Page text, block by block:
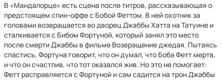
В «Мандалорце» есть сцена после титров, рассказывающая о
предстоящем спин-оффе с Бобой Феттом. В ней охотник за
головами возвращается во дворец Джаббы Хатта на Татуине и
сталкивается с Бибом Фортуной, который занял это место
после смерти Джаббы в фильме Возвращение джедая. Пытаясь
спастись, Фортуна говорит, что он думал, что Боба Фетт мертв,
и что он счастлив, что тот оказался жив. Но это не помогает:
Фетт расправляется с Фортуной и сам садится на трон Джаббы